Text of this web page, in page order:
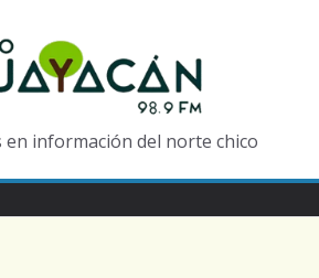
en información del norte chico